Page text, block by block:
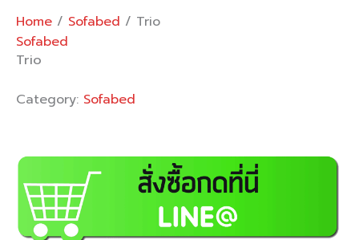
Home / Sofabed / Trio
Sofabed
Trio
Category: Sofabed